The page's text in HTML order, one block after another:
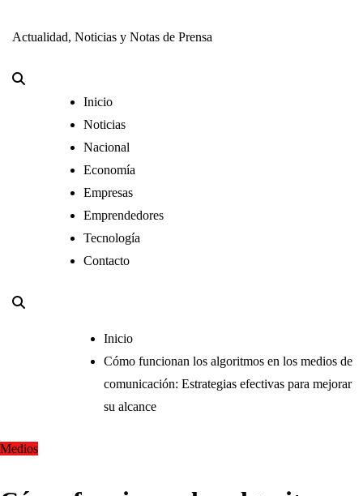
Actualidad, Noticias y Notas de Prensa
Inicio
Noticias
Nacional
Economía
Empresas
Emprendedores
Tecnología
Contacto
Inicio
Cómo funcionan los algoritmos en los medios de
comunicación: Estrategias efectivas para mejorar
su alcance
Medios